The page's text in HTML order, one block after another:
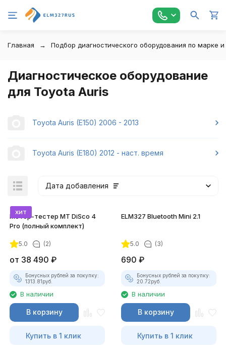
Главная Подбор диагностического оборудования по марке
Диагностическое оборудование
для Toyota Auris
Toyota Auris (E150) 2006 - 2013
Toyota Auris (E180) 2012 - наст. время
Дата добавления
хит
Мотор-тестер MT DiSco 4
Pro (полный комплект)
5.0 (2)
от 38 490 ₽
Бонусных рублей за покупку:
1313.81руб.
В наличии
В корзину
Купить в 1 клик
ELM327 Bluetooth Mini 2.1
5.0 (3)
690 ₽
Бонусных рублей за покупку:
20.72руб.
В наличии
В корзину
Купить в 1 клик